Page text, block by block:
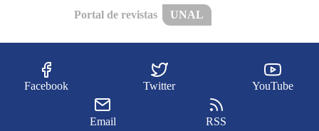
Portal de revistas UNAL
Facebook Twitter YouTube
Email RSS